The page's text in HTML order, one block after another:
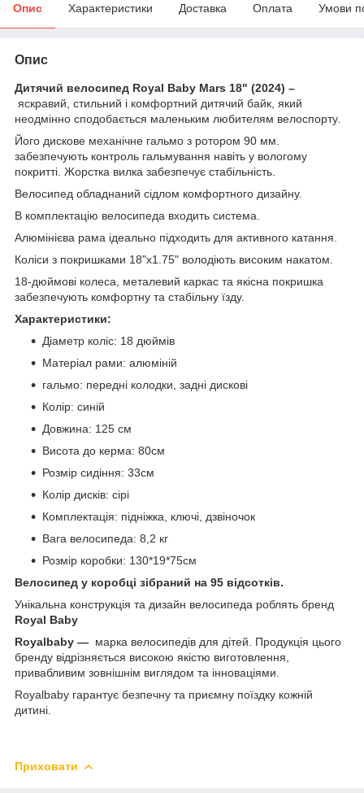
Опис Характеристики Доставка Оплата Умови
Опис
Дитячий велосипед Royal Baby Mars 18" (2024) –
яскравий, стильний і комфортний дитячий байк, який
неодмінно сподобається маленьким любителям велоспорту.
Його дискове механічне гальмо з ротором 90 мм.
забезпечують контроль гальмування навіть у вологому
покритті. Жорстка вилка забезпечує стабільність.
Велосипед обладнаний сідлом комфортного дизайну.
В комплектацію велосипеда входить система.
Алюмінієва рама ідеально підходить для активного катання.
Коліси з покришками 18"х1.75" володіють високим накатом.
18-дюймові колеса, металевий каркас та якісна покришка
забезпечують комфортну та стабільну їзду.
Характеристики:
Діаметр коліс: 18 дюймів
Матеріал рами: алюміній
гальмо: передні колодки, задні дискові
Колір: синій
Довжина: 125 см
Висота до керма: 80см
Розмір сидіння: 33см
Колір дисків: сірі
Комплектація: підніжка, ключі, дзвіночок
Вага велосипеда: 8,2 кг
Розмір коробки: 130*19*75см
Велосипед у коробці зібраний на 95 відсотків.
Унікальна конструкція та дизайн велосипеда роблять бренд
Royal Baby
Royalbaby — марка велосипедів для дітей. Продукція цього
бренду відрізняється високою якістю виготовлення,
привабливим зовнішнім виглядом та інноваціями.
Royalbaby гарантує безпечну та приємну поїздку кожній
дитині.
Приховати